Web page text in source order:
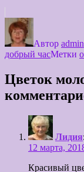
Автор admin
добрый часМетки
Цветок
Лидия:
12 марта,
Красивый